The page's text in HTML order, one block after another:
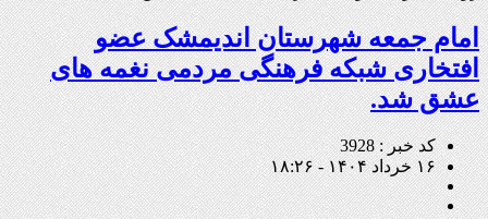
امام جمعه شهرستان اندیمشک عضو
افتخاری شبکه فرهنگی مردمی نغمه های
عشق شد.
کد خبر : 3928
۱۶ خرداد ۱۴۰۴ - ۱۸:۲۶